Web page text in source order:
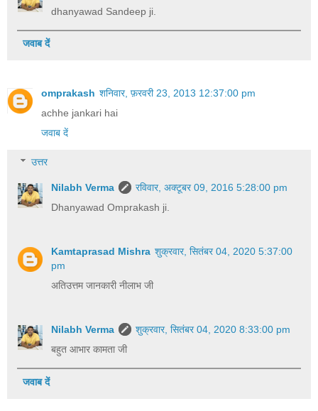
dhanyawad Sandeep ji.
जवाब दें
omprakash शनिवार, फ़रवरी 23, 2013 12:37:00 pm
achhe jankari hai
जवाब दें
उत्तर
Nilabh Verma
रविवार, अक्टूबर 09, 2016 5:28:00 pm
Dhanyawad Omprakash ji.
Kamtaprasad Mishra शुक्रवार, सितंबर 04, 2020 5:37:00
pm
अतिउत्तम जानकारी नीलाभ जी
Nilabh Verma
शुक्रवार, सितंबर 04, 2020 8:33:00 pm
बहुत आभार कामता जी
जवाब दें